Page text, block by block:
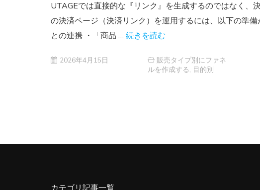
UTAGEでは直接的な『リンク』を生成するのではなく、
の決済ページ（決済リンク）を運用するには、以下の準
との連携 ・「商品 … 続きを読む
2026年4月15日
販売タイプ別にファネ
ルを作成する
目的別
カテゴリ記事一覧